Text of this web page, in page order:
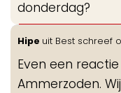
donderdag?
Hipe uit Best schreef
Even een
Ammerzoden.